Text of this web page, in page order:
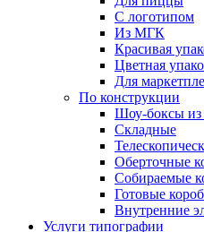
С логотипом
Из МГК
Красивая
Цветная
Для
По конструкции
Шоу-боксы из
Складные
Оберточные
Собираемые
Готовые
Внутренние
Услуги типографии